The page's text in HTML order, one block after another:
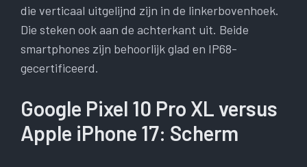
die verticaal uitgelijnd zijn in de linkerbovenhoek.
Die steken ook aan de achterkant uit. Beide
smartphones zijn behoorlijk glad en IP68-
gecertificeerd.
Google Pixel 10 Pro XL versus
Apple iPhone 17: Scherm